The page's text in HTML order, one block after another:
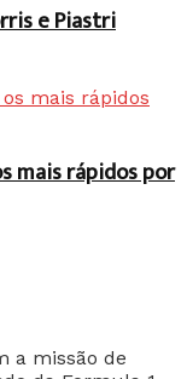
e Piastri
mais rápidos por
a missão de